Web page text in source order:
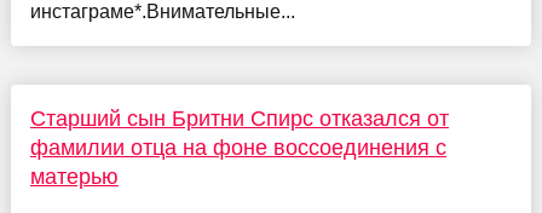
инстаграме*.Внимательные...
Старший сын Бритни Спирс отказался от
фамилии отца на фоне воссоединения с
матерью